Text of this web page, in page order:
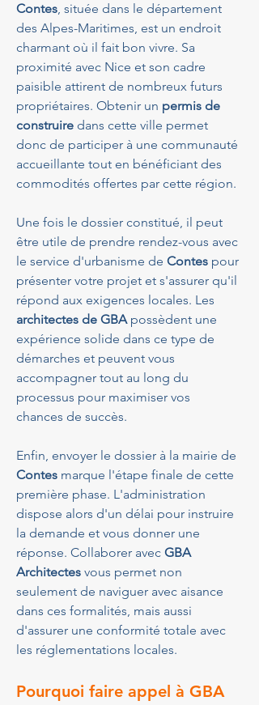
Contes, située dans le département
des Alpes-Maritimes, est un endroit
charmant où il fait bon vivre. Sa
proximité avec Nice et son cadre
paisible attirent de nombreux futurs
propriétaires. Obtenir un permis de
construire dans cette ville permet
donc de participer à une communauté
accueillante tout en bénéficiant des
commodités offertes par cette région.
Une fois le dossier constitué, il peut
être utile de prendre rendez-vous avec
le service d'urbanisme de Contes pour
présenter votre projet et s'assurer qu'il
répond aux exigences locales. Les
architectes de GBA possèdent une
expérience solide dans ce type de
démarches et peuvent vous
accompagner tout au long du
processus pour maximiser vos
chances de succès.
Enfin, envoyer le dossier à la mairie de
Contes marque l'étape finale de cette
première phase. L'administration
dispose alors d'un délai pour instruire
la demande et vous donner une
réponse. Collaborer avec GBA
Architectes vous permet non
seulement de naviguer avec aisance
dans ces formalités, mais aussi
d'assurer une conformité totale avec
les réglementations locales.
Pourquoi faire appel à GBA